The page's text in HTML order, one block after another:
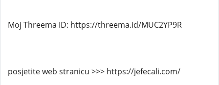
Moj Threema ID: https://threema.id/MUC2YP9R
posjetite web stranicu >>> https://jefecali.com/